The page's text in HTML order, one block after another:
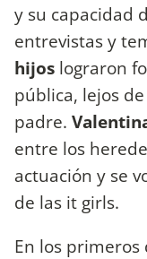
y su capacidad
entrevistas y
hijos lograron
pública, lejos
padre.
entre los
actuación y se
de las it girls.
En los primeros